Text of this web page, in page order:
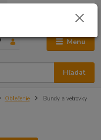
Menu
Hľadať
0,00 €
Oblečenie Bundy a vetrovky